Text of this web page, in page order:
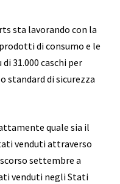
sta lavorando con la
di consumo e le
31.000 caschi per
standard di sicurezza
quale sia il
venduti attraverso
settembre a
venduti negli Stati